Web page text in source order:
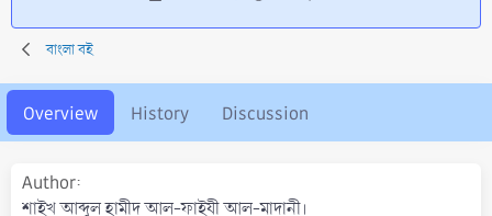
t
e
o
n
t
বাংলা বই
Overview History Discussion
Author
শাইখ আব্দুল হামীদ আল-ফাইযী আল-মাদানী।